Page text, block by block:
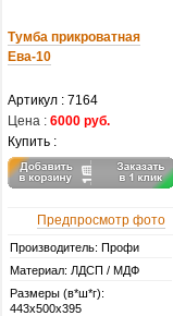
Тумба прикроватная
Ева-10
Артикул : 7164
Цена : 6000 руб.
Купить :
Предпросмотр фото
Производитель: Профи
Материал: ЛДСП / МДФ
Размеры (в*ш*г):
443х500х395